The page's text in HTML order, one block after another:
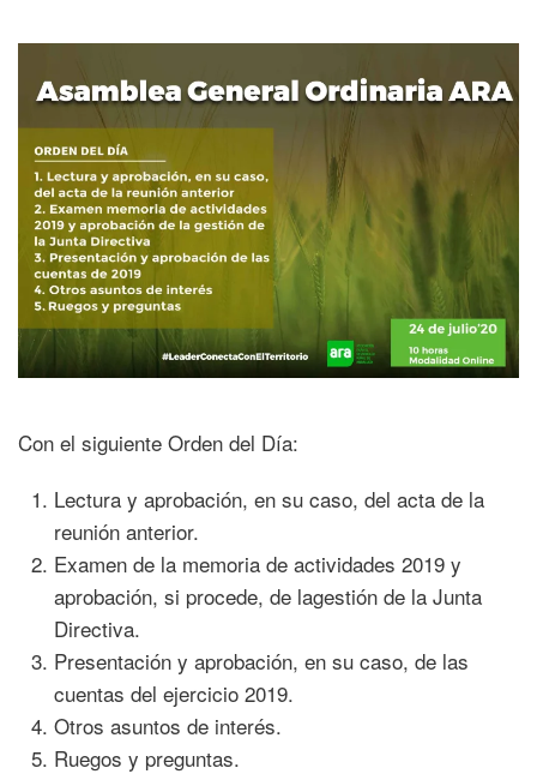
Con el siguiente Orden del Día:
Lectura y aprobación, en su caso, del acta de la
reunión anterior.
Examen de la memoria de actividades 2019 y
aprobación, si procede, de lagestión de la Junta
Directiva.
Presentación y aprobación, en su caso, de las
cuentas del ejercicio 2019.
Otros asuntos de interés.
Ruegos y preguntas.